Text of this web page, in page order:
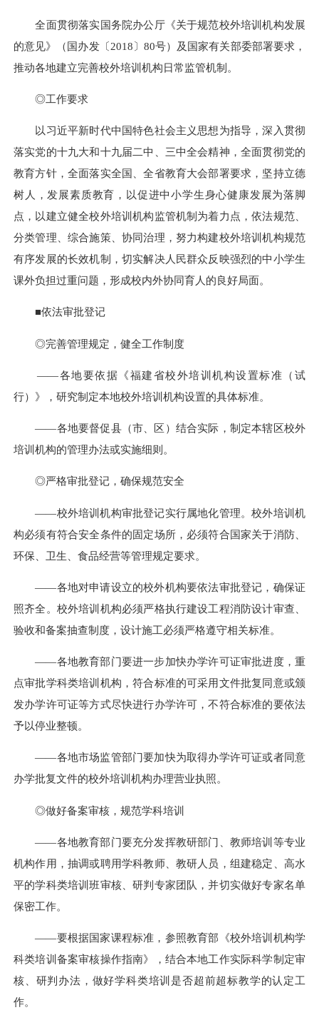
全面贯彻落实国务院办公厅《关于规范校外培训机构发展
的意见》（国办发〔2018〕80号）及国家有关部委部署要求，
推动各地建立完善校外培训机构日常监管机制。
◎工作要求
以习近平新时代中国特色社会主义思想为指导，深入贯彻
落实党的十九大和十九届二中、三中全会精神，全面贯彻党的
教育方针，全面落实全国、全省教育大会部署要求，坚持立德
树人，发展素质教育，以促进中小学生身心健康发展为落脚
点，以建立健全校外培训机构监管机制为着力点，依法规范、
分类管理、综合施策、协同治理，努力构建校外培训机构规范
有序发展的长效机制，切实解决人民群众反映强烈的中小学生
课外负担过重问题，形成校内外协同育人的良好局面。
■依法审批登记
◎完善管理规定，健全工作制度
——各地要依据《福建省校外培训机构设置标准（试
行）》，研究制定本地校外培训机构设置的具体标准。
——各地要督促县（市、区）结合实际，制定本辖区校外
培训机构的管理办法或实施细则。
◎严格审批登记，确保规范安全
——校外培训机构审批登记实行属地化管理。校外培训机
构必须有符合安全条件的固定场所，必须符合国家关于消防、
环保、卫生、食品经营等管理规定要求。
——各地对申请设立的校外机构要依法审批登记，确保证
照齐全。校外培训机构必须严格执行建设工程消防设计审查、
验收和备案抽查制度，设计施工必须严格遵守相关标准。
——各地教育部门要进一步加快办学许可证审批进度，重
点审批学科类培训机构，符合标准的可采用文件批复同意或颁
发办学许可证等方式尽快进行办学许可，不符合标准的要依法
予以停业整顿。
——各地市场监管部门要加快为取得办学许可证或者同意
办学批复文件的校外培训机构办理营业执照。
◎做好备案审核，规范学科培训
——各地教育部门要充分发挥教研部门、教师培训等专业
机构作用，抽调或聘用学科教师、教研人员，组建稳定、高水
平的学科类培训班审核、研判专家团队，并切实做好专家名单
保密工作。
——要根据国家课程标准，参照教育部《校外培训机构学
科类培训备案审核操作指南》，结合本地工作实际科学制定审
核、研判办法，做好学科类培训是否超前超标教学的认定工
作。